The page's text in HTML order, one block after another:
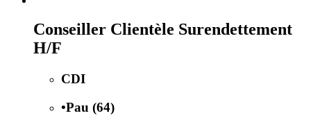
Conseiller Clientèle Surendettement
H/F
CDI
•Pau (64)